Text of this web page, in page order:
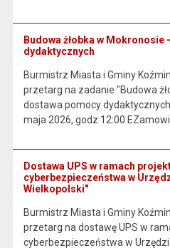
Budowa żłobka w
dydaktycznych
Burmistrz Miasta i Gminy
przetarg na zadanie "Budowa
dostawa pomocy
maja 2026, godz 12:00
Dostawa UPS w ramach
cyberbezpieczeństwa w
Wielkopolski"
Burmistrz Miasta i Gminy
przetarg na dostawę UPS w
cyberbezpieczeństwa w